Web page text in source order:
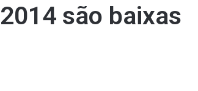
são baixas